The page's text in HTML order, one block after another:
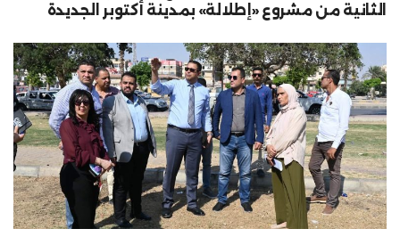
الثانية من مشروع «إطلالة» بمدينة أكتوبر الجديدة